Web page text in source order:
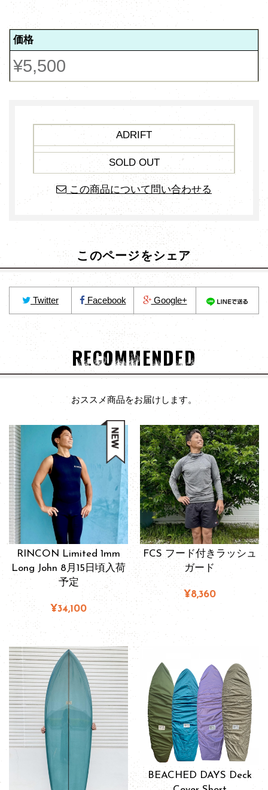
価格
¥5,500
ADRIFT
SOLD OUT
この商品について問い合わせる
このページをシェア
Twitter Facebook Google+
RECOMMENDED
おススメ商品をお届けします。
RINCON Limited 1mm
Long John 8月15日頃入荷
予定
¥34,100
FCS フード付きラッシュ
ガード
¥8,360
BEACHED DAYS Deck